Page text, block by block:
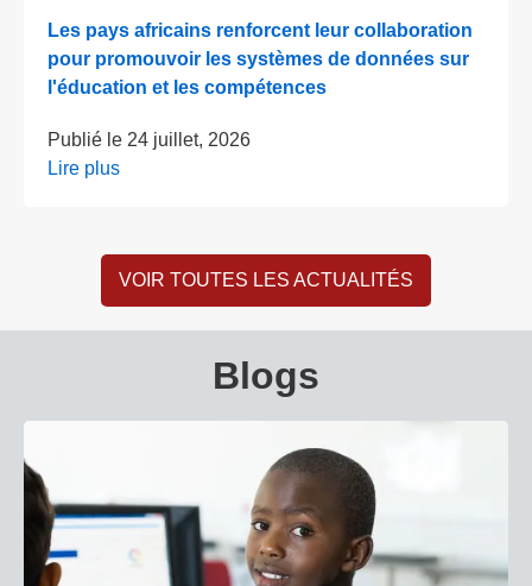
Les pays africains renforcent leur collaboration
pour promouvoir les systèmes de données sur
l'éducation et les compétences
Publié le 24 juillet, 2026
Lire plus
VOIR TOUTES LES ACTUALITÉS
Blogs